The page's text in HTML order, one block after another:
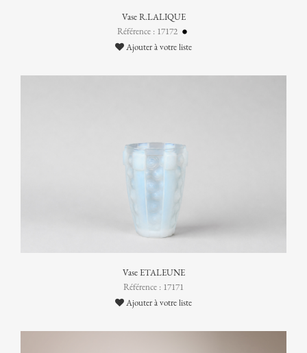
Vase R.LALIQUE
Référence : 17172
Ajouter à votre liste
Vase ETALEUNE
Référence : 17171
Ajouter à votre liste